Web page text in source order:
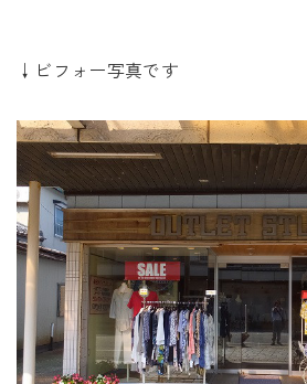
Tel. 0257-
↓ビフォー写真です